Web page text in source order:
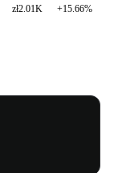
zł2.01K +15.66%